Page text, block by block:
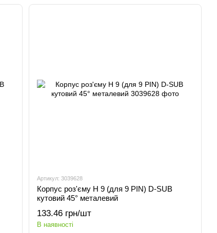
Артикул: 3039628
Корпус роз'єму H 9 (для 9 PIN) D-SUB
кутовий 45° металевий
133.46 грн/шт
В наявності